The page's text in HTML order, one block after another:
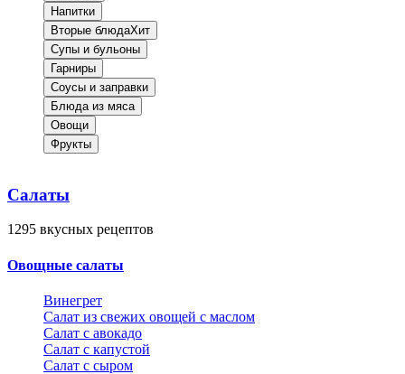
Напитки
Вторые блюдаХит
Супы и бульоны
Гарниры
Соусы и заправки
Блюда из мяса
Овощи
Фрукты
Салаты
1295 вкусных рецептов
Овощные салаты
Винегрет
Салат из свежих овощей с маслом
Салат с авокадо
Салат с капустой
Салат с сыром